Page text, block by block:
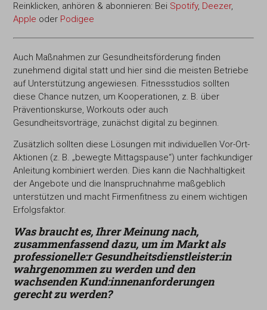
Reinklicken, anhören & abonnieren: Bei Spotify, Deezer,
Apple oder Podigee
Auch Maßnahmen zur Gesundheitsförderung finden
zunehmend digital statt und hier sind die meisten Betriebe
auf Unterstützung angewiesen. Fitnessstudios sollten
diese Chance nutzen, um Kooperationen, z. B. über
Präventionskurse, Workouts oder auch
Gesundheitsvorträge, zunächst digital zu beginnen.
Zusätzlich sollten diese Lösungen mit individuellen Vor-Ort-
Aktionen (z. B. „bewegte Mittagspause“) unter fachkundiger
Anleitung kombiniert werden. Dies kann die Nachhaltigkeit
der Angebote und die Inanspruchnahme maßgeblich
unterstützen und macht Firmenfitness zu einem wichtigen
Erfolgsfaktor.
Was braucht es, Ihrer Meinung nach,
zusammenfassend dazu, um im Markt als
professionelle:r Gesundheitsdienstleister:in
wahrgenommen zu werden und den
wachsenden Kund:innenanforderungen
gerecht zu werden?